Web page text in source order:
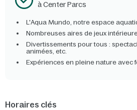
à Center Parcs
L'Aqua Mundo, notre espace
Nombreuses aires de jeux
Divertissements pour tous :
animées, etc.
Expériences en pleine nature avec
Horaires clés